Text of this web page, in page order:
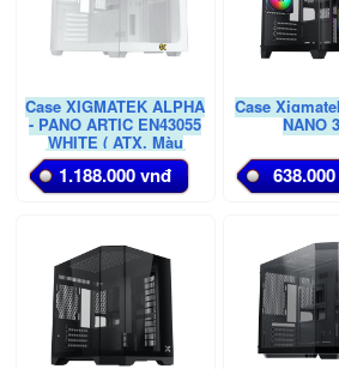
Case XIGMATEK ALPHA
- PANO ARTIC EN43055
WHITE ( ATX, Màu
Trắng, Case Bể Cá)
1.188.000 vnđ
Case
NANO